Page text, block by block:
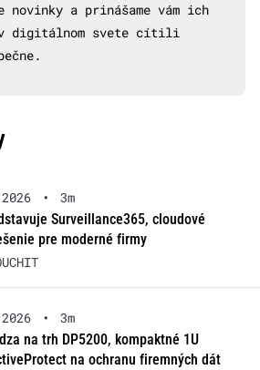
novinky a prinášame vám ich
digitálnom svete cítili
•
3m
Surveillance365, cloudové
pre moderné firmy
•
3m
na trh DP5200, kompaktné 1U
na ochranu firemných dát